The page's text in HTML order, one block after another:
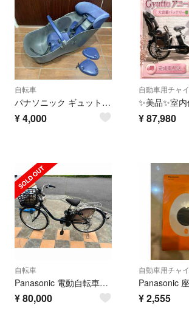
自転車
パナソニック ギュットクルームDX コンビ 自転車 フロント チャイルドシート
¥4,000 ¥87,980
自転車
Panasonic 電動自転車 ビビDX 26インチ
¥80,000 ¥2,555